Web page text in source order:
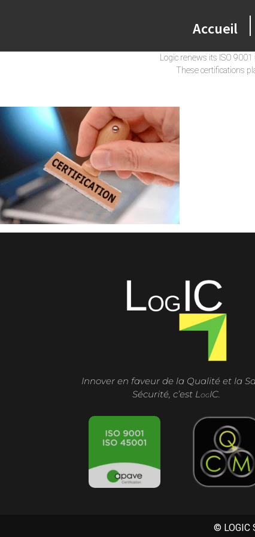
Accueil
Logic renews its ISO
These certifications
Innover en faveur de la Qualité et la
Sécurité, c’est LOGIC.
© LOGIC